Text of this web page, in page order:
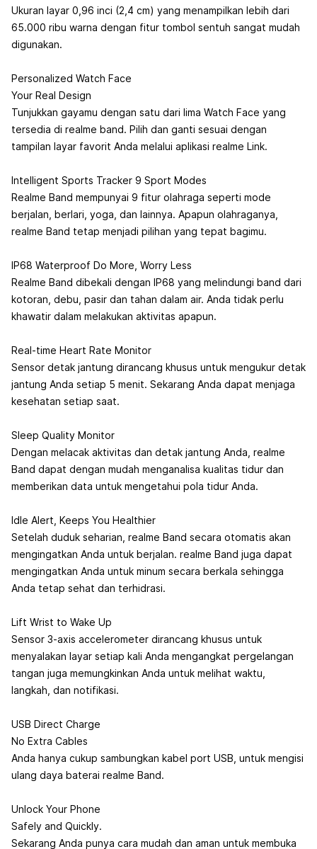
Ukuran layar 0,96 inci (2,4 cm) yang menampilkan lebih dari
65.000 ribu warna dengan fitur tombol sentuh sangat mudah
digunakan.
Personalized Watch Face
Your Real Design
Tunjukkan gayamu dengan satu dari lima Watch Face yang
tersedia di realme band. Pilih dan ganti sesuai dengan
tampilan layar favorit Anda melalui aplikasi realme Link.
Intelligent Sports Tracker 9 Sport Modes
Realme Band mempunyai 9 fitur olahraga seperti mode
berjalan, berlari, yoga, dan lainnya. Apapun olahraganya,
realme Band tetap menjadi pilihan yang tepat bagimu.
IP68 Waterproof Do More, Worry Less
Realme Band dibekali dengan IP68 yang melindungi band dari
kotoran, debu, pasir dan tahan dalam air. Anda tidak perlu
khawatir dalam melakukan aktivitas apapun.
Real-time Heart Rate Monitor
Sensor detak jantung dirancang khusus untuk mengukur detak
jantung Anda setiap 5 menit. Sekarang Anda dapat menjaga
kesehatan setiap saat.
Sleep Quality Monitor
Dengan melacak aktivitas dan detak jantung Anda, realme
Band dapat dengan mudah menganalisa kualitas tidur dan
memberikan data untuk mengetahui pola tidur Anda.
Idle Alert, Keeps You Healthier
Setelah duduk seharian, realme Band secara otomatis akan
mengingatkan Anda untuk berjalan. realme Band juga dapat
mengingatkan Anda untuk minum secara berkala sehingga
Anda tetap sehat dan terhidrasi.
Lift Wrist to Wake Up
Sensor 3-axis accelerometer dirancang khusus untuk
menyalakan layar setiap kali Anda mengangkat pergelangan
tangan juga memungkinkan Anda untuk melihat waktu,
langkah, dan notifikasi.
USB Direct Charge
No Extra Cables
Anda hanya cukup sambungkan kabel port USB, untuk mengisi
ulang daya baterai realme Band.
Unlock Your Phone
Safely and Quickly.
Sekarang Anda punya cara mudah dan aman untuk membuka